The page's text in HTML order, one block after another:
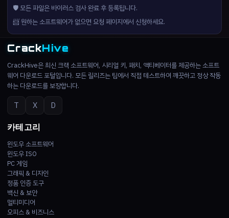
🛡️ 모든 파일은 바이러스 검사 완료 후 등록됩니다.
📨 원하는 소프트웨어가 없으면 요청 페이지에서 신청하세요.
CrackHive
CrackHive은 최신 크랙 소프트웨어, 시리얼 키, 패치, 액티베이터를 제공하는 소프트
웨어 다운로드 포털입니다. 모든 릴리즈는 팀에서 직접 테스트하여 깨끗하고 정상 작동
하는 다운로드를 보장합니다.
T X D
카테고리
윈도우 소프트웨어
윈도우 ISO
PC 게임
그래픽 & 디자인
정품 인증 도구
백신 & 보안
멀티미디어
오피스 & 비즈니스